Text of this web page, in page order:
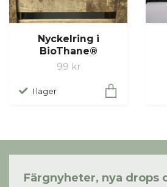
Nyckelring i
BioThane®
99 kr
I lager
Färgnyheter, nya drops